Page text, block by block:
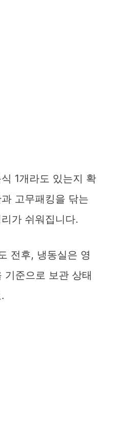
1개라도 있는지 확
고무패킹을 닦는
가 쉬워집니다.
전후, 냉동실은 영
기준으로 보관 상태